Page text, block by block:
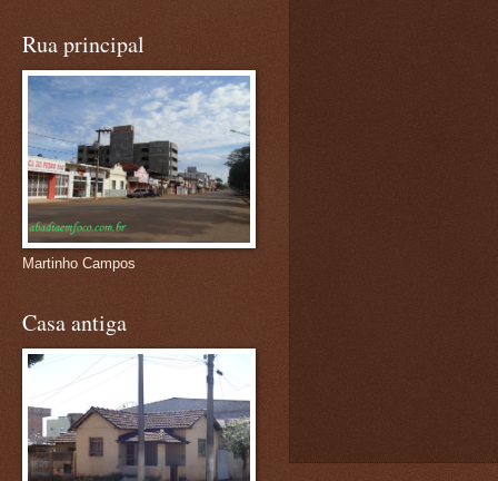
Rua principal
Martinho Campos
Casa antiga